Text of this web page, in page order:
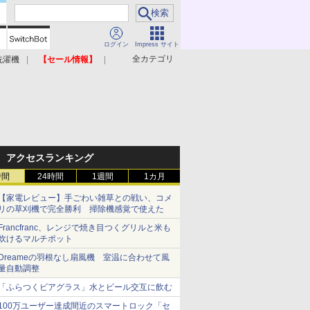
ログイン Impress サイト
全カテゴリ
濯機
【セール情報】
アクセスランキング
24時間 1週間 1カ月
家電レビュー】手ごわい雑草との戦い、コメ
の草刈機で完全勝利 掃除機感覚で使えた
、レンジで焼き目つくグリルと米も
けるマルチポット
の羽根なし扇風機 室温に合わせて風
自動調整
ふらつくビアグラス」水とビール交互に飲む
万ユーザー達成間近のスマートロック「セ